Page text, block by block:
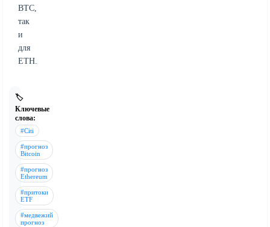
BTC,
так
и
для
ETH.
🏷️
Ключевые
слова:
#Citi
#прогноз
Bitcoin
#прогноз
Ethereum
#притоки
ETF
#медвежий
прогноз